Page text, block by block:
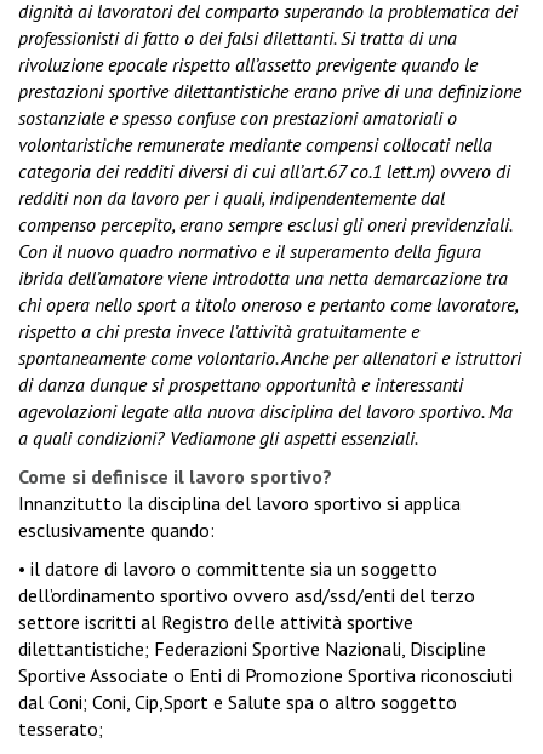
dignità ai lavoratori del comparto superando la problematica dei
professionisti di fatto o dei falsi dilettanti. Si tratta di una
rivoluzione epocale rispetto all’assetto previgente quando le
prestazioni sportive dilettantistiche erano prive di una definizione
sostanziale e spesso confuse con prestazioni amatoriali o
volontaristiche remunerate mediante compensi collocati nella
categoria dei redditi diversi di cui all’art.67 co.1 lett.m) ovvero di
redditi non da lavoro per i quali, indipendentemente dal
compenso percepito, erano sempre esclusi gli oneri previdenziali.
Con il nuovo quadro normativo e il superamento della figura
ibrida dell’amatore viene introdotta una netta demarcazione tra
chi opera nello sport a titolo oneroso e pertanto come lavoratore,
rispetto a chi presta invece l’attività gratuitamente e
spontaneamente come volontario. Anche per allenatori e istruttori
di danza dunque si prospettano opportunità e interessanti
agevolazioni legate alla nuova disciplina del lavoro sportivo. Ma
a quali condizioni? Vediamone gli aspetti essenziali.
Come si definisce il lavoro sportivo?
Innanzitutto la disciplina del lavoro sportivo si applica
esclusivamente quando:
• il datore di lavoro o committente sia un soggetto
dell’ordinamento sportivo ovvero asd/ssd/enti del terzo
settore iscritti al Registro delle attività sportive
dilettantistiche; Federazioni Sportive Nazionali, Discipline
Sportive Associate o Enti di Promozione Sportiva riconosciuti
dal Coni; Coni, Cip,Sport e Salute spa o altro soggetto
tesserato;